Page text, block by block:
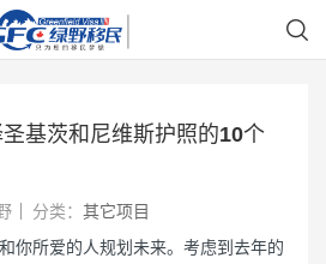
基茨和尼维斯护照的10个
分类： 其它项目
你所爱的人规划未来。考虑到去年的